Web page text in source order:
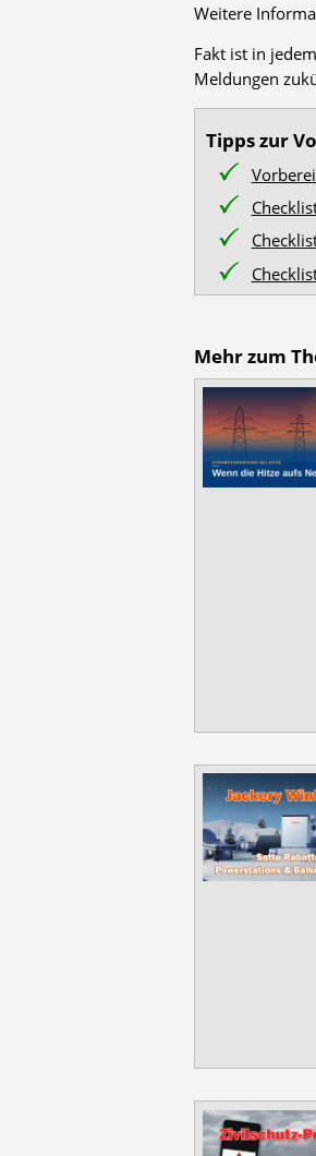
Weitere
Fakt ist in
Meldungen
Tipps zur
Mehr zum